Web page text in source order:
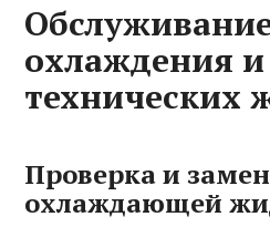
охлаждения
технических
Проверка и
охлаждающей